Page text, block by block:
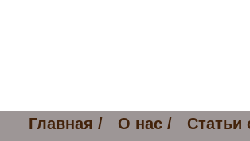
Главная / О нас / Статьи